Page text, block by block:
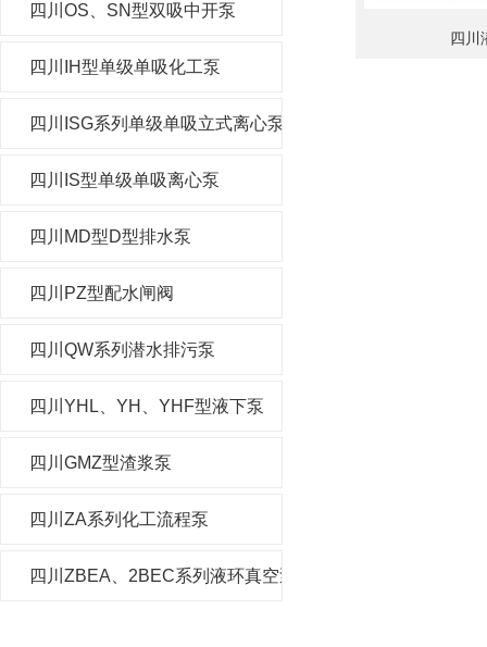
四川OS、SN型双吸中开泵
四川IH型单级单吸化工泵
四川ISG系列单级单吸立式离心泵
四川IS型单级单吸离心泵
四川MD型D型排水泵
四川PZ型配水闸阀
四川QW系列潜水排污泵
四川YHL、YH、YHF型液下泵
四川GMZ型渣浆泵
四川ZA系列化工流程泵
四川ZBEA、2BEC系列液环真空泵及压缩机
四川